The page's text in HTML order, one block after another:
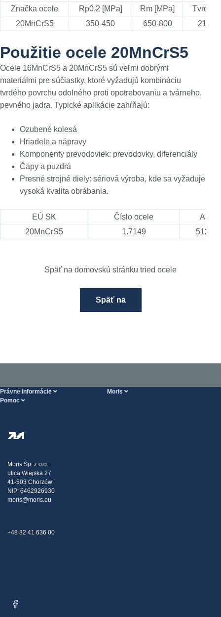
Značka ocele
Rp0,2 [MPa] Rm [MPa]
Tvrdosť
20MnCrS5
350-450 650-800 217-
Použitie ocele 20MnCrS5
Ocele 16MnCrS5 a 20MnCrS5 sú veľmi dobrými
materiálmi pre súčiastky, ktoré vyžadujú kombináciu
tvrdého povrchu odolného proti opotrebovaniu a tvárneho,
pevného jadra. Typické aplikácie zahŕňajú:
Ozubené kolesá
Hriadele a nápravy
Komponenty prevodoviek: prevodovky, diferenciály
Čapy a puzdrá
Presné strojné diely: sériová výroba, kde sa vyžaduje
vysoká kvalita obrábania.
EÚ SK Číslo ocele
AISI
20MnCrS5
1.7149 5120S
Späť na domovskú stránku tried ocele
Späť na
Právne informácie Moris
Pomoc
Doprava
Sťažnosti
Moris Sp. z o.o.
ulica Wiejska 27
41-503 Chorzów
NIP: 6462926930
moris@moris.eu
+48 32 41 636 00